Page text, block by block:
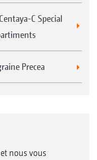
C Special
Precea
nous vous